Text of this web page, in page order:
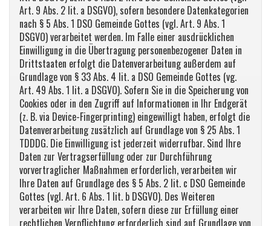
Art. 9 Abs. 2 lit. a DSGVO), sofern besondere Datenkategorien
nach § 5 Abs. 1 DSO Gemeinde Gottes (vgl. Art. 9 Abs. 1
DSGVO) verarbeitet werden. Im Falle einer ausdrücklichen
Einwilligung in die Übertragung personenbezogener Daten in
Drittstaaten erfolgt die Datenverarbeitung außerdem auf
Grundlage von § 33 Abs. 4 lit. a DSO Gemeinde Gottes (vg.
Art. 49 Abs. 1 lit. a DSGVO). Sofern Sie in die Speicherung von
Cookies oder in den Zugriff auf Informationen in Ihr Endgerät
(z. B. via Device-Fingerprinting) eingewilligt haben, erfolgt die
Datenverarbeitung zusätzlich auf Grundlage von § 25 Abs. 1
TDDDG. Die Einwilligung ist jederzeit widerrufbar. Sind Ihre
Daten zur Vertragserfüllung oder zur Durchführung
vorvertraglicher Maßnahmen erforderlich, verarbeiten wir
Ihre Daten auf Grundlage des § 5 Abs. 2 lit. c DSO Gemeinde
Gottes (vgl. Art. 6 Abs. 1 lit. b DSGVO). Des Weiteren
verarbeiten wir Ihre Daten, sofern diese zur Erfüllung einer
rechtlichen Verpflichtung erforderlich sind auf Grundlage von